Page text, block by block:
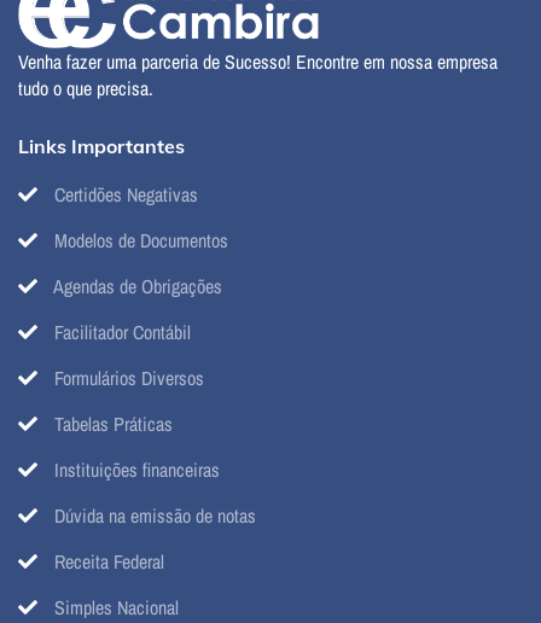
Venha fazer uma parceria de Sucesso! Encontre em nossa empresa
tudo o que precisa.
Links Importantes
Certidões Negativas
Modelos de Documentos
Agendas de Obrigações
Facilitador Contábil
Formulários Diversos
Tabelas Práticas
Instituições financeiras
Dúvida na emissão de notas
Receita Federal
Simples Nacional